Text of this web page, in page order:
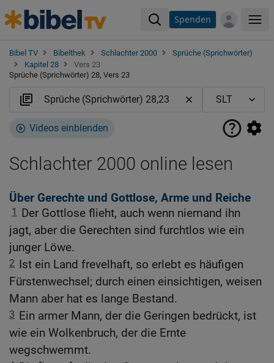
Spenden
Bibel TV Bibelthek Schlachter 2000
Sprüche (Sprichwörter)
Kapitel 28
Vers 23
Sprüche (Sprichwörter) 28, Vers 23
Videos einblenden
Schlachter 2000 online lesen
Über Gerechte und Gottlose, Arme und Reiche
1
Der Gottlose flieht, auch wenn niemand ihn
jagt, aber die Gerechten sind furchtlos wie ein
junger Löwe.
2 Ist ein Land frevelhaft, so erlebt es häufigen
Fürstenwechsel; durch einen einsichtigen, weisen
Mann aber hat es lange Bestand.
3 Ein armer Mann, der die Geringen bedrückt, ist
wie ein Wolkenbruch, der die Ernte
wegschwemmt.